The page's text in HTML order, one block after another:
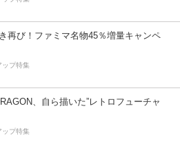
再び！ファミマ名物45％増量キャンペ
ップ特集
、自ら描いた”レトロフューチャ
ップ特集